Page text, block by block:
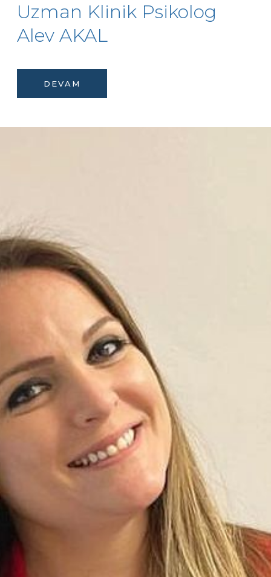
Uzman Klinik Psikolog
Alev AKAL
DEVAM